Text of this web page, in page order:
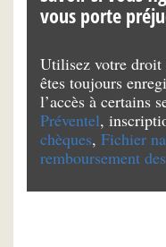
vous porte
Utilisez votre droit
êtes toujours
l’accès à certains
Préventel,
chèques, Fichier
remboursement